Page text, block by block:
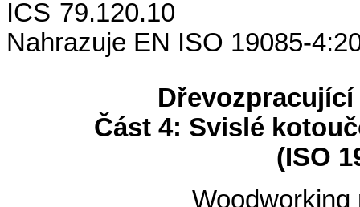
ICS
Nahrazuje EN ISO 19085-
Část 4: Svislé
(ISO
Woodworking